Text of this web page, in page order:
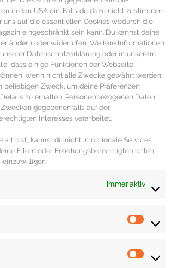
in den USA ein. Falls du dazu nicht zustimmen
uns auf die essentiellen Cookies wodurch die
eingeschränkt sein kann. Du kannst deine
ändern oder widerrufen. Weitere Informationen
Datenschutzerklärung oder in unserem
dass einige Funktionen der Webseite
wenn nicht alle Zwecke gewährt werden.
beliebigen Zweck, um deine Präferenzen
zu erhalten. Personenbezogenen Daten
gegebenenfalls auf der
Interesses verarbeitet.
alt bist, kannst du nicht in optionale Services
Eltern oder Erziehungsberechtigten bitten,
einzuwilligen.
Immer aktiv
Tragegriff sowie abnehmbarem
mit Reißverschluss sowie geräumigem
Reißverschhlusstasche. (über Mr Porter | Leder |
Bootsschuhe von Sperry Top-Sidermit
umlaufender Zwei-Loch-
EVA Gummisohle in beige. (über Mr Porter |
Fotocredits: Massimo Dutti, Mr Porter, PR | Cover:
Massimo Dutti PR